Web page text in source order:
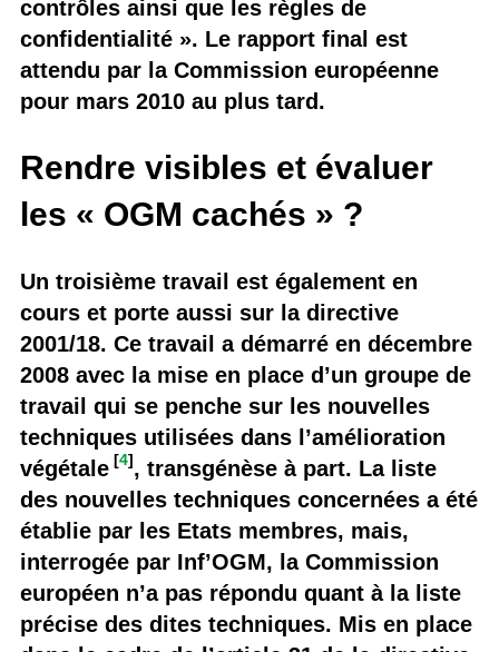
contrôles ainsi que les règles de
confidentialité ». Le rapport final est
attendu par la Commission européenne
pour mars 2010 au plus tard.
Rendre visibles et évaluer
les « OGM cachés » ?
Un troisième travail est également en
cours et porte aussi sur la directive
2001/18. Ce travail a démarré en décembre
2008 avec la mise en place d’un groupe de
travail qui se penche sur les nouvelles
techniques utilisées dans l’amélioration
végétale [4], transgénèse à part. La liste
des nouvelles techniques concernées a été
établie par les Etats membres, mais,
interrogée par Inf’OGM, la Commission
européen n’a pas répondu quant à la liste
précise des dites techniques. Mis en place